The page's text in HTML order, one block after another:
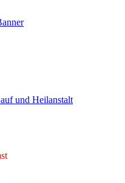
und Heilanstalt